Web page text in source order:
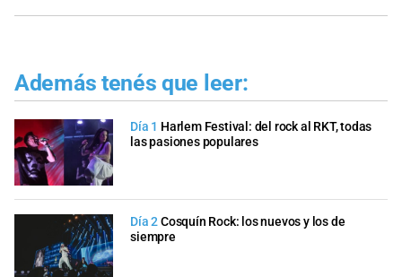
Además tenés que leer:
Día 1 Harlem Festival: del rock al RKT, todas
las pasiones populares
Día 2Cosquín Rock: los nuevos y los de
siempre